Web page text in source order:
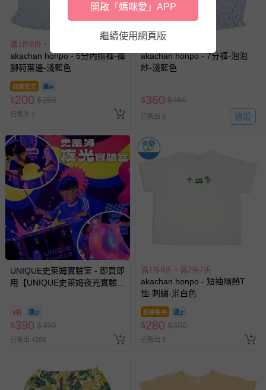
留商品未達活動門檻，將以原價計算，活動贈品亦需一併退
部分商品依據消費者保護法的規定，不適用七天鑑賞期/猶
豫期範圍：
易於腐敗、保存期限較短或解約時即將逾期（例如生鮮
商品、食品等）。
客製化商品（例如客製生日書、姓名貼等）。
報紙、期刊或雜誌（惟書籍如經拆封、使用，則酌收整
新費用）。
經消費者拆封之影音商品或電腦軟體（例如 DVD、CD
等）。
非以有形媒介提供之數位內容或一經提供即為完成之線
上服務，經消費者事先同意始提供（例如線上課程、遊
戲或活動點數等）。
已拆封之以下類型商品：
-個人衛生用品（例如尿布、貼身衣物、泳裝、襪子、地
墊、寢具類等）。
-新生兒親膚衣物（嬰幼兒包巾與背巾、包屁衣、學習
褲、紗布衣等）。
-接觸性孕哺產品（奶嘴、奶瓶、擠乳器、哺乳衣、托腹
-其他原廠盒裝商品封口處已貼上「不可拆封」，或具警
示字句等說明貼紙、封條者。
相關的退換貨辦理流程，可詳見： 退換貨 & 退款問題
滿1件8折，滿2件7折
akachan honpo - 5分內搭褲-褲
腳荷葉邊-淺藍色
即將售完
$200 $250
已售出 2
搶購一空
akachan honpo - 7分褲-泡泡
紗-淺藍色
$360 $450
已售出 6 追蹤
UNIQUE史萊姆實驗室 - 即買即
用【UNIQUE史萊姆夜光實驗室
訂單編號兌換，逾期作廢) (大
人小孩均一價(3歲以上需購票))
8折
$390 $490
已售出 4288
滿1件8折，滿2件7折
akachan honpo - 短袖隔熱T
恤-刺繡-米白色
即將售完
$280 $350
已售出 3
開啟「媽咪愛」APP
繼續使用網頁版